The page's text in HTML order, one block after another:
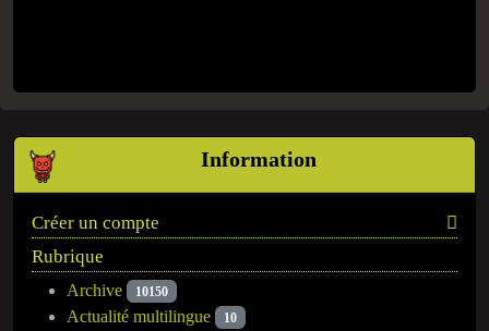
Information
Créer un compte
Rubrique
Archive 10150
Actualité multilingue 10